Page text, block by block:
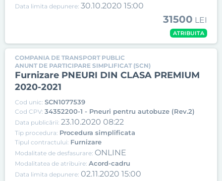
Data limita depunere: 30.10.2020 15:00
31500 LEI
ATRIBUITA
COMPANIA DE TRANSPORT PUBLIC
ANUNT DE PARTICIPARE SIMPLIFICAT (SCN)
Furnizare PNEURI DIN CLASA PREMIUM
2020-2021
Cod unic: SCN1077539
Cod CPV: 34352200-1 - Pneuri pentru autobuze (Rev.2)
Data publicării: 23.10.2020 08:22
Tip procedura: Procedura simplificata
Tipul contractului: Furnizare
Modalitate de desfasurare: ONLINE
Modalitatea de atribuire: Acord-cadru
Data limita depunere: 02.11.2020 15:00